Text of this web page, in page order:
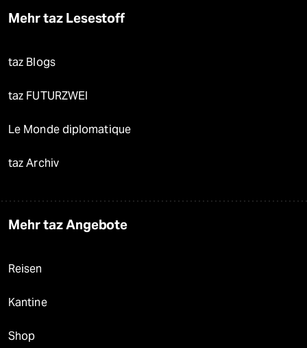
Mehr taz Lesestoff
taz Blogs
taz FUTURZWEI
Le Monde diplomatique
taz Archiv
Mehr taz Angebote
Reisen
Kantine
Shop